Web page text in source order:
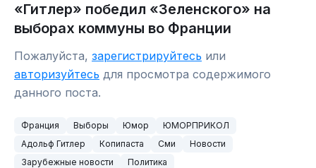
«Гитлер» победил «Зеленского» на
выборах коммуны во Франции
Пожалуйста, зарегистрируйтесь или
авторизуйтесь для просмотра содержимого
данного поста.
Франция Выборы Юмор
ЮМОРПРИКОЛ
Адольф Гитлер
Копипаста Сми
Новости
Зарубежные новости
Политика